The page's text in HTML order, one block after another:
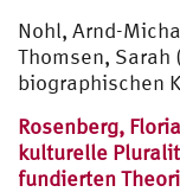
Nohl, Arnd-
Thomsen, Sarah
biographischen
Rosenberg,
kulturelle
fundierten